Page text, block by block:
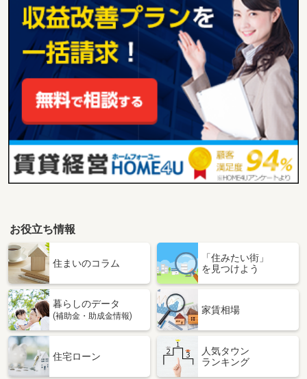
お役立ち情報
住まいのコラム
「住みたい街」
を見つけよう
暮らしのデータ
(補助金・助成金情報)
家賃相場
住宅ローン
人気タウン
ランキング